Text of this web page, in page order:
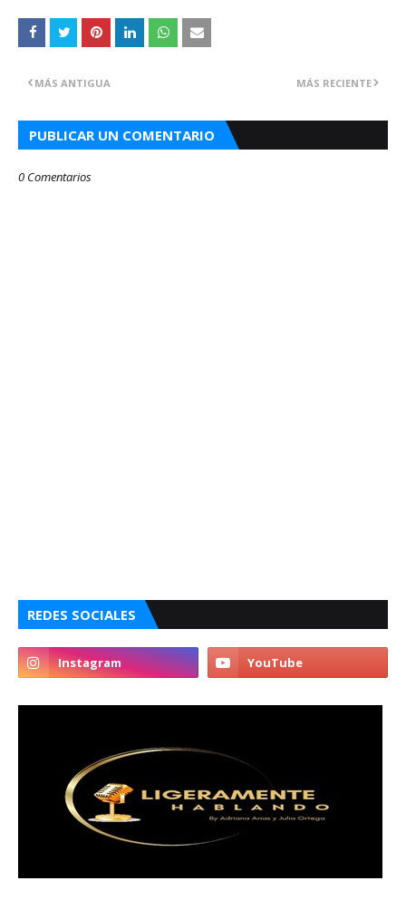
MÁS RECIENTE
MÁS ANTIGUA
PUBLICAR UN COMENTARIO
0 Comentarios
REDES SOCIALES